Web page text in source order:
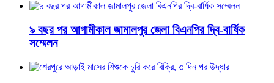
৯ বছর পর আগামীকাল জামালপুর জেলা বিএনপির দ্বি-বার্ষিক
সম্মেলন